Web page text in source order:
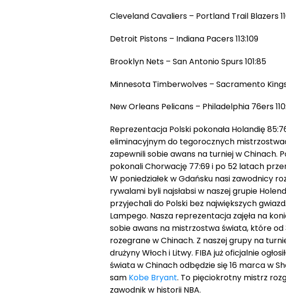
Cleveland Cavaliers – Portland Trail Blazers
Detroit Pistons – Indiana Pacers 113:109
Brooklyn Nets – San Antonio Spurs 101:85
Minnesota Timberwolves – Sacramento Kings
New Orleans Pelicans – Philadelphia 76ers
Reprezentacja Polski pokonała Holandię
eliminacyjnym do tegorocznych
zapewnili sobie awans na turniej w Chinach.
pokonali Chorwację 77:69 i po 52 latach
W poniedziałek w Gdańsku nasi zawodnicy
rywalami byli najsłabsi w naszej grupie
przyjechali do Polski bez największych
Lampego. Nasza reprezentacja zajęła na
sobie awans na mistrzostwa świata, które od
rozegrane w Chinach. Z naszej grupy na
drużyny Włoch i Litwy. FIBA już oficjalnie
świata w Chinach odbędzie się 16 marca w
sam Kobe Bryant. To pięciokrotny mistrz
zawodnik w historii NBA.